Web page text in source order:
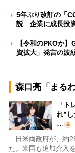
5年ぶり改訂の「
説 企業に成長投
【令和のPKOか
資拡大」発言の
森口亮「まる
「ト
れ”し
…
日米両政府が、約
た。米国も追加介入